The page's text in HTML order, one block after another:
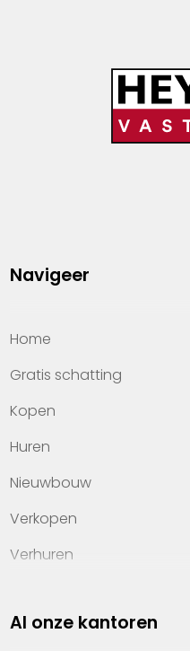
Navigeer
Home
Gratis schatting
Kopen
Huren
Nieuwbouw
Verkopen
Verhuren
Property management
Al onze kantoren